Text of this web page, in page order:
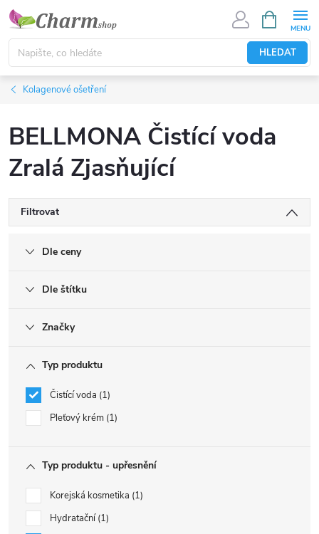
Přejít
obsah
HLEDAT
NÁKUPNÍ
KOŠÍK
Kolagenové ošetření
BELLMONA Čistící voda
Zralá Zjasňující
Filtrovat
Dle ceny
Dle štítku
Značky
Typ produktu
Čistící voda 1
Pleťový krém 1
Typ produktu - upřesnění
Korejská kosmetika 1
Hydratační 1